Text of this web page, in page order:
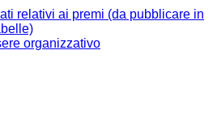
relativi ai premi (da pubblicare in
organizzativo